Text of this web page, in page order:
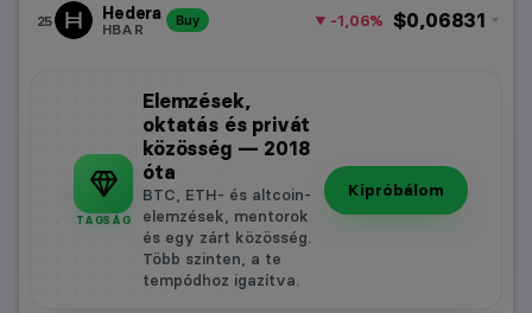
25 Hedera
HBAR
Buy $0,06831
-1,06%
TAGSÁG
Elemzések,
oktatás és privát
közösség — 2018
óta
BTC, ETH- és altcoin-
elemzések, mentorok
és egy zárt közösség.
Több szinten, a te
tempódhoz igazítva.
Kipróbálom